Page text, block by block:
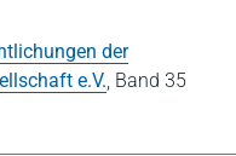
der
e.V. Band 35